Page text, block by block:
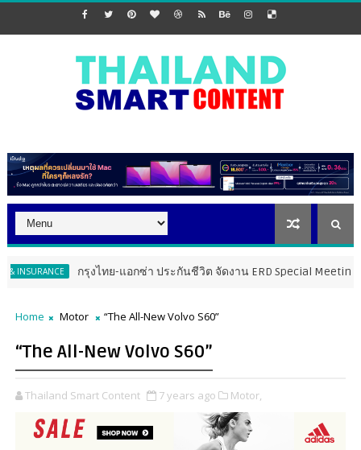
กรุงไทย-แอกซ่า ประกันชีวิต จัดงาน ERD Special Meeting หนุนฝ่ายข
Home Motor “The All-New Volvo S60”
“The All-New Volvo S60”
Thailand Smart Content 7 years ago Motor,